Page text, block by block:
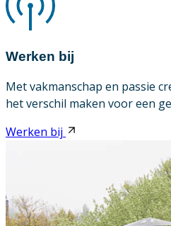
Werken bij
Met vakmanschap en passie
het verschil maken voor een
Werken bij